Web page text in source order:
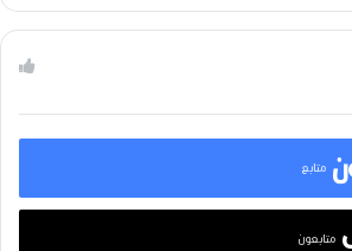
متابع
متابعون